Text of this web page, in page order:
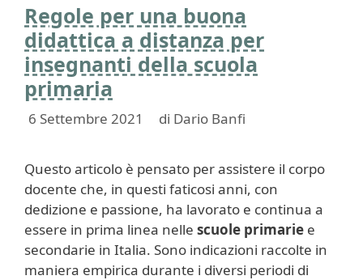
Regole per una buona
didattica a distanza per
insegnanti della scuola
primaria
6 Settembre 2021 di Dario Banfi
Questo articolo è pensato per assistere il corpo
docente che, in questi faticosi anni, con
dedizione e passione, ha lavorato e continua a
essere in prima linea nelle scuole primarie e
secondarie in Italia. Sono indicazioni raccolte in
maniera empirica durante i diversi periodi di